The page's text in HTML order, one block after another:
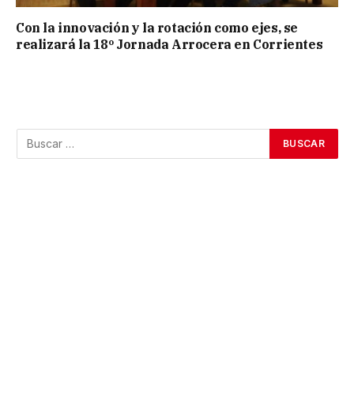
Con la innovación y la rotación como ejes, se
realizará la 18º Jornada Arrocera en Corrientes